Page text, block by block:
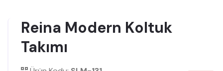
Reina Modern Koltuk
Takımı